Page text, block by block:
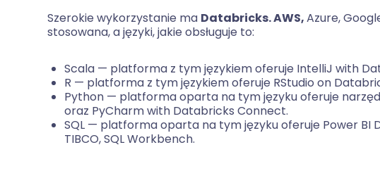
Szerokie wykorzystanie ma Databricks. AWS,Azure,
stosowana, a języki, jakie obsługuje to:
Scala — platforma z tym językiem oferuje IntelliJ with
R — platforma z tym językiem oferuje RStudio on
Python — platforma oparta na tym języku oferuje
oraz PyCharm with Databricks Connect.
SQL — platforma oparta na tym języku oferuje Power BI
TIBCO, SQL Workbench.